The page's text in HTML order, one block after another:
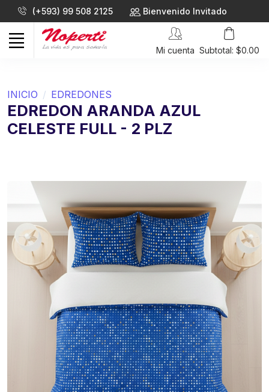
(+593) 99 508 2125 Bienvenido Invitado
Mi cuenta Subtotal: $0.00
INICIO EDREDONES
EDREDON ARANDA AZUL
CELESTE FULL - 2 PLZ